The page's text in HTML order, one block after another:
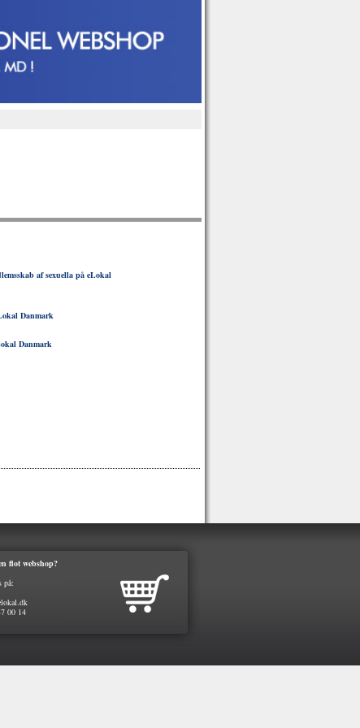
af sexuella på eLokal
Danmark
Danmark
flot webshop?
på:
00 14